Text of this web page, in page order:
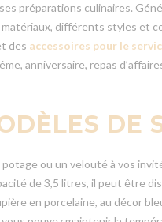
préparations culinaires.
différents styles et
des accessoires pour le
anniversaire, repas
DE
ou un velouté à vos
de 3,5 litres, il peut être
en porcelaine, au décor